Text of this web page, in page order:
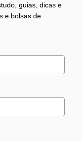
guias, dicas e
e bolsas de